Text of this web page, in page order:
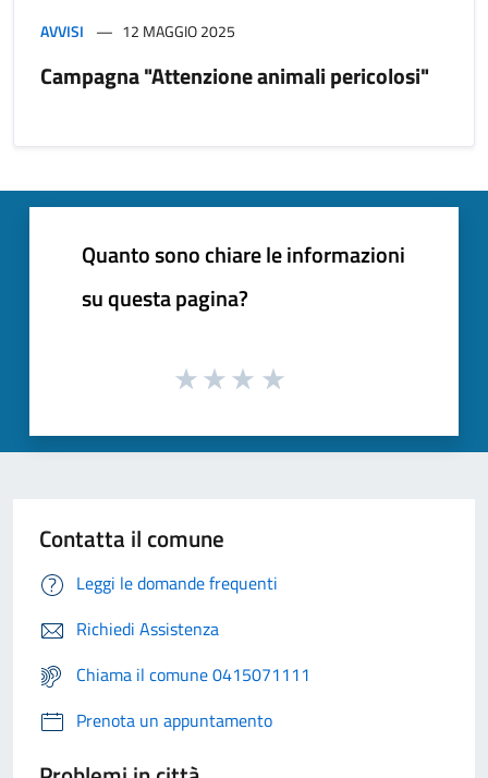
AVVISI 12 MAGGIO 2025
Campagna "Attenzione animali pericolosi"
Quanto sono chiare le informazioni
su questa pagina?
Contatta il comune
Leggi le domande frequenti
Richiedi Assistenza
Chiama il comune 0415071111
Prenota un appuntamento